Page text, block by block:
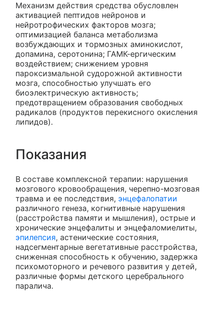
Механизм действия средства обусловлен
активацией пептидов нейронов и
нейротрофических факторов мозга;
оптимизацией баланса метаболизма
возбуждающих и тормозных аминокислот,
допамина, серотонина; ГАМК-ергическим
воздействием; снижением уровня
пароксизмальной судорожной активности
мозга, способностью улучшать его
биоэлектрическую активность;
предотвращением образования свободных
радикалов (продуктов перекисного окисления
липидов).
Показания
В составе комплексной терапии: нарушения
мозгового кровообращения, черепно-мозговая
травма и ее последствия, энцефалопатии
различного генеза, когнитивные нарушения
(расстройства памяти и мышления), острые и
хронические энцефалиты и энцефаломиелиты,
эпилепсия, астенические состояния,
надсегментарные вегетативные расстройства,
сниженная способность к обучению, задержка
психомоторного и речевого развития у детей,
различные формы детского церебрального
паралича.